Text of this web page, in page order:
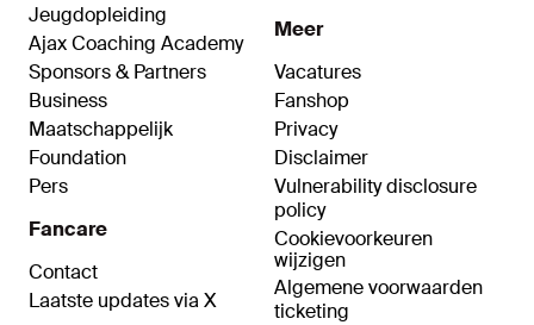
Jeugdopleiding
Ajax Coaching Academy
Sponsors & Partners
Business
Maatschappelijk
Foundation
Pers
Fancare
Contact
Laatste updates via X
Meer
Vacatures
Fanshop
Privacy
Disclaimer
Vulnerability disclosure
policy
Cookievoorkeuren
wijzigen
Algemene voorwaarden
ticketing